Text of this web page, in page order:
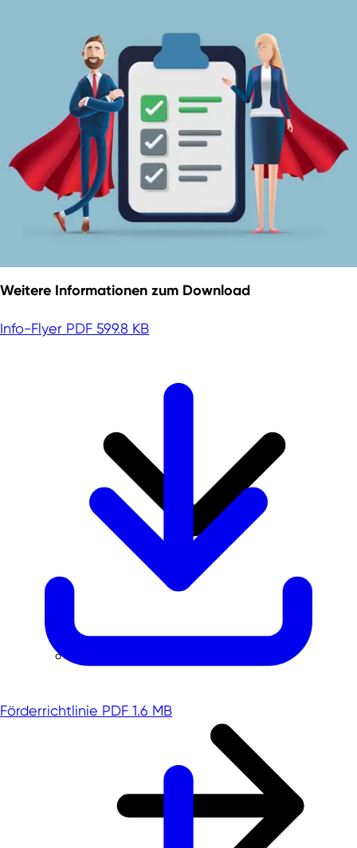
Weitere Informationen zum Download
Info-Flyer PDF 599.8 KB
Förderrichtlinie PDF 1.6 MB